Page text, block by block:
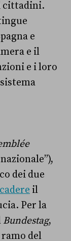
cittadini.
e
e il
e i loro
dei due
il
Per la
Bundestag,
del